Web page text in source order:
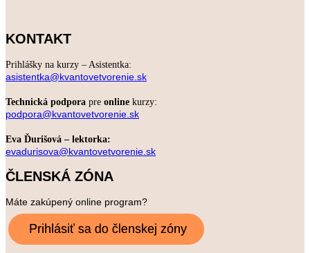
KONTAKT
Prihlášky na kurzy – Asistentka:
asistentka@kvantovetvorenie.sk
Technická podpora pre online kurzy:
podpora@kvantovetvorenie.sk
Eva Ďurišová – lektorka:
evadurisova@kvantovetvorenie.sk
ČLENSKÁ ZÓNA
Máte zakúpený online program?